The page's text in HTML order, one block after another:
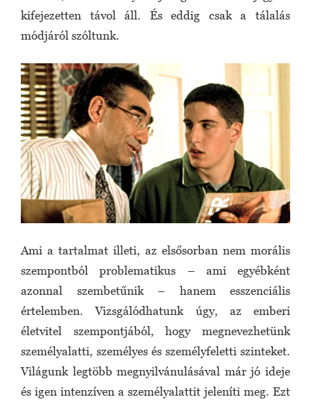
kifejezetten távol áll. És eddig csak a tálalás
módjáról szóltunk.
Ami a tartalmat illeti, az elsősorban nem morális
szempontból problematikus – ami egyébként
azonnal szembetűnik – hanem esszenciális
értelemben. Vizsgálódhatunk úgy, az emberi
életvitel szempontjából, hogy megnevezhetünk
személyalatti, személyes és személyfeletti szinteket.
Világunk legtöbb megnyilvánulásával már jó ideje
és igen intenzíven a személyalattit jeleníti meg. Ezt